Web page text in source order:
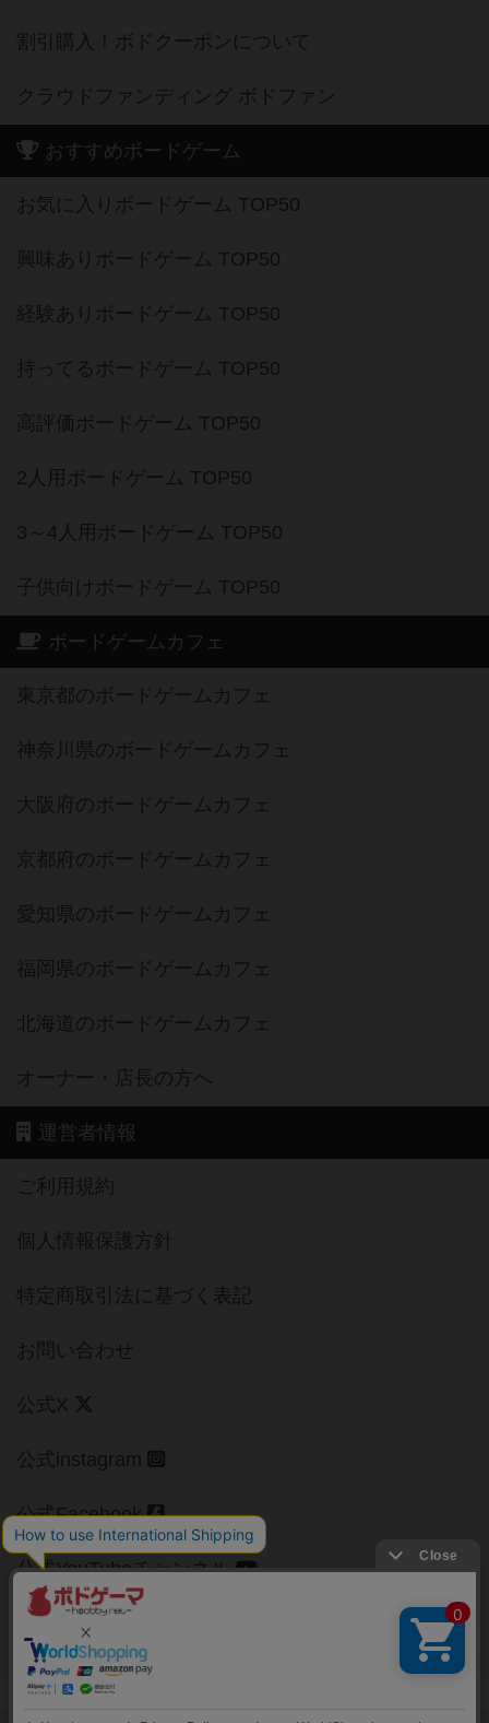
割引購入！ボドクーポンについて
クラウドファンディング ボドファン
おすすめボードゲーム
お気に入りボードゲーム TOP50
興味ありボードゲーム TOP50
経験ありボードゲーム TOP50
持ってるボードゲーム TOP50
高評価ボードゲーム TOP50
2人用ボードゲーム TOP50
3～4人用ボードゲーム TOP50
子供向けボードゲーム TOP50
ボードゲームカフェ
東京都のボードゲームカフェ
神奈川県のボードゲームカフェ
大阪府のボードゲームカフェ
京都府のボードゲームカフェ
愛知県のボードゲームカフェ
福岡県のボードゲームカフェ
北海道のボードゲームカフェ
オーナー・店長の方へ
運営者情報
ご利用規約
個人情報保護方針
特定商取引法に基づく表記
お問い合わせ
公式X
公式instagram
公式Facebook
公式YouTubeチャンネル